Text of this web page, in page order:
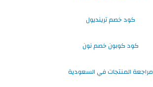
كود خصم ترينديول
كود كوبون خصم نون
مراجعة المنتجات في السعودية